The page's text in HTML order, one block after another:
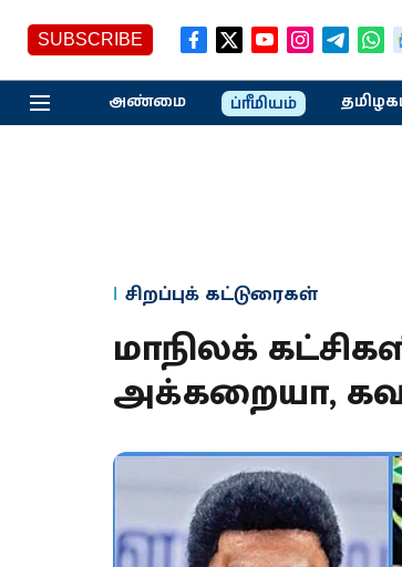
SUBSCRIBE
அண்மை ப்ரீமியம்
சிறப்புக் கட்டுரைகள்
மாநிலக்
அக்கறையா,